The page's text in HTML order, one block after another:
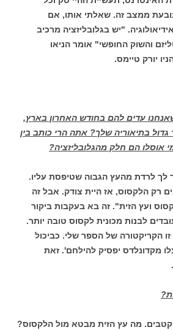
ממצב זה. שאלתי אותו, אם
"יש בגלובליזציה מרכיב
והשוק החופשי" אומר הניאו
יורק טיימס.
עדים להם בחודש האחרון בארץ,
בתיאוריה שלך? אתה הרי כותב בין
אוסלו הם חלק מהגלובליזציה?
לך לרדת מהעץ הגבוה שטיפסת עליו.
רק הלקסוס, אז היית צודק. אבל זה
ועץ הזית". זה בא בעקבות ביקור
לבנות מכונית לקסוס טובה יותר.
הקריקטורה של הספר שלי. כביכול
מקדונלדס יפסיק להילחם'. זאת
מה עץ הזית מבטא מול הלקסוס?